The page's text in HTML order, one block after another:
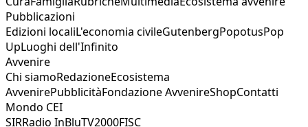
Pubblicazioni
Edizioni localiL'economia civileGutenbergPopotusPop
UpLuoghi dell'Infinito
Avvenire
Chi siamoRedazioneEcosistema
AvvenirePubblicitàFondazione AvvenireShopContatti
Mondo CEI
SIRRadio InBluTV2000FISC